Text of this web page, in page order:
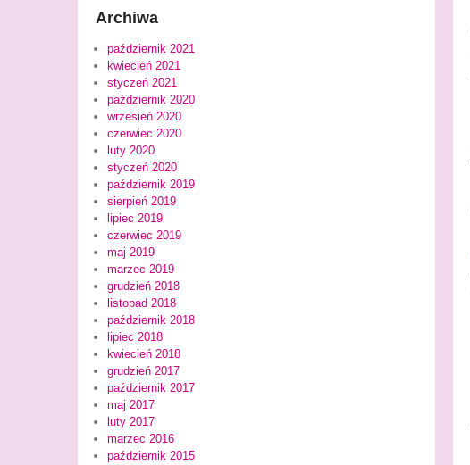
Archiwa
październik 2021
kwiecień 2021
styczeń 2021
październik 2020
wrzesień 2020
czerwiec 2020
luty 2020
styczeń 2020
październik 2019
sierpień 2019
lipiec 2019
czerwiec 2019
maj 2019
marzec 2019
grudzień 2018
listopad 2018
październik 2018
lipiec 2018
kwiecień 2018
grudzień 2017
październik 2017
maj 2017
luty 2017
marzec 2016
październik 2015